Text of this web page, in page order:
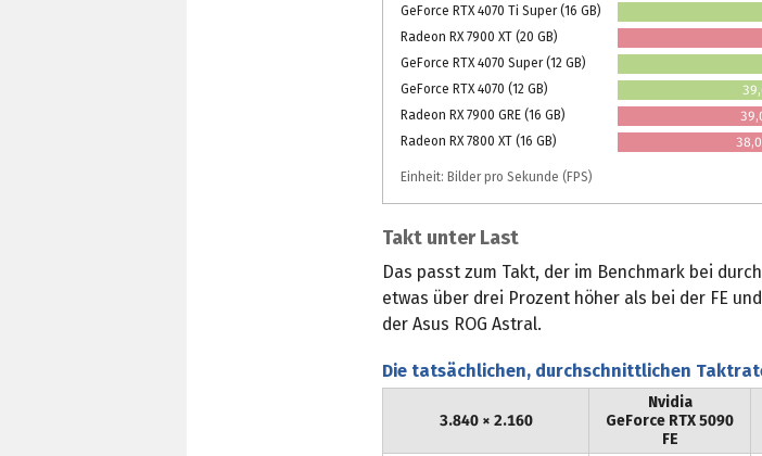
GeForce RTX 4070 Ti Super (16 GB)
Radeon RX 7900 XT (20 GB)
GeForce RTX 4070 Super (12 GB)
GeForce RTX 4070 (12 GB)
Radeon RX 7900 GRE (16 GB)
Radeon RX 7800 XT (16 GB)
38,0
Einheit: Bilder pro Sekunde (FPS)
Takt unter Last
Das passt zum Takt, der im Benchmark bei
etwas über drei Prozent höher als bei der FE
der Asus ROG Astral.
Die tatsächlichen, durchschnittlichen
3.840 × 2.160
Nvidia
GeForce RTX 5090
FE